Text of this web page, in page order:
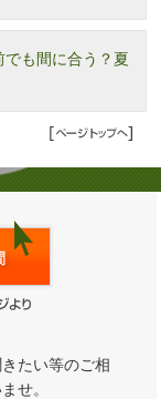
でも間に合う？夏
たい等のご相
せ。